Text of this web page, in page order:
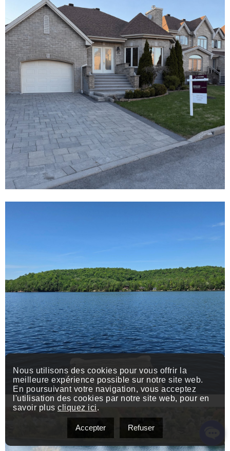
Nous utilisons des cookies pour vous offrir la
meilleure expérience possible sur notre site web.
En poursuivant votre navigation, vous acceptez
l'utilisation des cookies par notre site web, pour en
savoir plus cliquez ici.
Accepter Refuser